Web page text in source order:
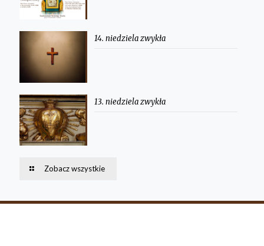
14. niedziela zwykła
13. niedziela zwykła
Zobacz wszystkie